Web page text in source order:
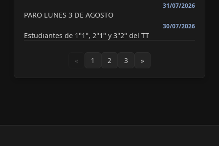
31/07/2026
PARO LUNES 3 DE AGOSTO
30/07/2026
Estudiantes de 1°1°, 2°1° y 3°2° del TT
« 1 2 3 »